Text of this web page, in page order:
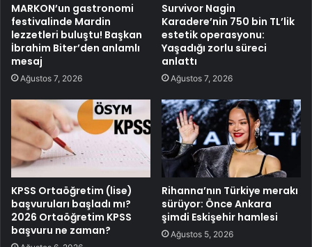
MARKON’un gastronomi
festivalinde Mardin
lezzetleri buluştu! Başkan
İbrahim Biter’den anlamlı
mesaj
Ağustos 7, 2026
Survivor Nagin
Karadere’nin 750 bin TL’lik
estetik operasyonu:
Yaşadığı zorlu süreci
anlattı
Ağustos 7, 2026
KPSS Ortaöğretim (lise)
başvuruları başladı mı?
2026 Ortaöğretim KPSS
başvuru ne zaman?
Rihanna’nın Türkiye merakı
sürüyor: Önce Ankara
şimdi Eskişehir hamlesi
Ağustos 5, 2026